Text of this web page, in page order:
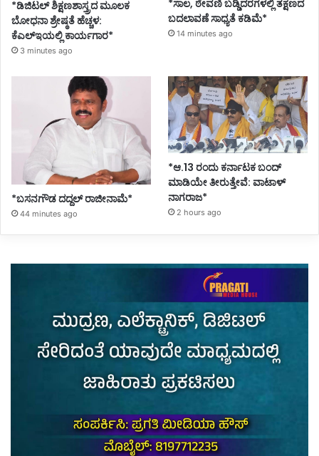
*ಡಿಜಿಟಲ್ ಶಿಕ್ಷಣಶಾಸ್ತ್ರದ ಮೂಲಕ
ಬೋಧನಾ ಶ್ರೇಷ್ಠತೆ ಹೆಚ್ಚಳ:
ಕೆಎಲ್ಇಯಲ್ಲಿ ಕಾರ್ಯಗಾರ*
3 minutes ago
*ಸಾಲ, ಠೇವಣಿ ಬಡ್ಡಿದರಗಳಲ್ಲಿ ತಕ್ಷಣದ
ಬದಲಾವಣೆ ಸಾಧ್ಯತೆ ಕಡಿಮೆ*
14 minutes ago
*ಬಸನಗೌಡ ದದ್ದಲ್‌ ರಾಜೀನಾಮೆ*
44 minutes ago
*ಆ.13 ರಂದು ಕರ್ನಾಟಕ ಬಂದ್
ಮಾಡಿಯೇ ತೀರುತ್ತೇವೆ: ವಾಟಾಳ್
ನಾಗರಾಜ*
2 hours ago